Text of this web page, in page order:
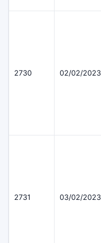
2730 02/02/2023
2731 03/02/2023